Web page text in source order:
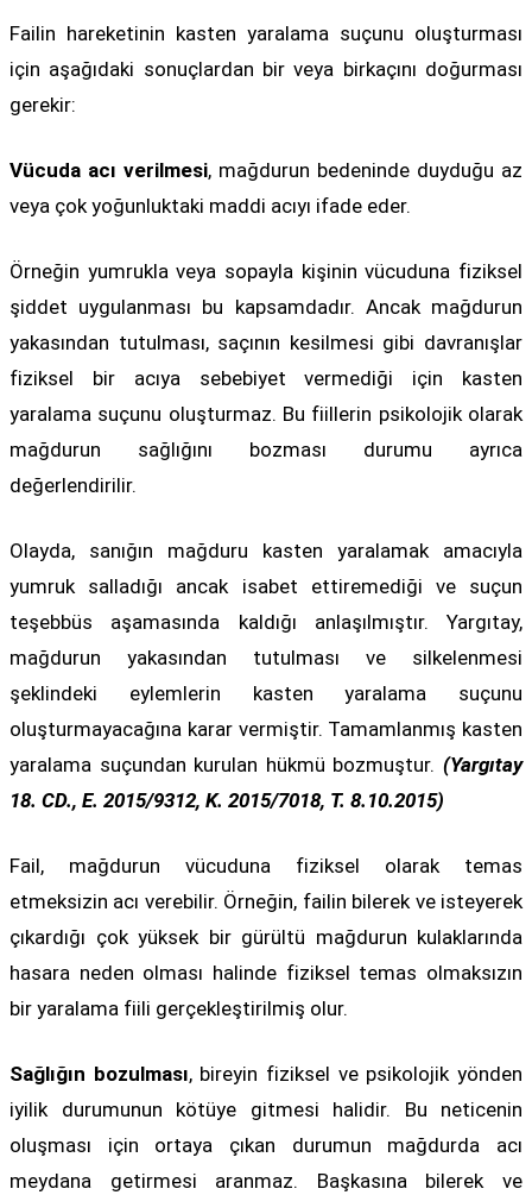
Failin hareketinin kasten yaralama suçunu oluşturması
için aşağıdaki sonuçlardan bir veya birkaçını doğurması
gerekir:
Vücuda acı verilmesi, mağdurun bedeninde duyduğu az
veya çok yoğunluktaki maddi acıyı ifade eder.
Örneğin yumrukla veya sopayla kişinin vücuduna fiziksel
şiddet uygulanması bu kapsamdadır. Ancak mağdurun
yakasından tutulması, saçının kesilmesi gibi davranışlar
fiziksel bir acıya sebebiyet vermediği için kasten
yaralama suçunu oluşturmaz. Bu fiillerin psikolojik olarak
mağdurun sağlığını bozması durumu ayrıca
değerlendirilir.
Olayda, sanığın mağduru kasten yaralamak amacıyla
yumruk salladığı ancak isabet ettiremediği ve suçun
teşebbüs aşamasında kaldığı anlaşılmıştır. Yargıtay,
mağdurun yakasından tutulması ve silkelenmesi
şeklindeki eylemlerin kasten yaralama suçunu
oluşturmayacağına karar vermiştir. Tamamlanmış kasten
yaralama suçundan kurulan hükmü bozmuştur. (Yargıtay
18. CD., E. 2015/9312, K. 2015/7018, T. 8.10.2015)
Fail, mağdurun vücuduna fiziksel olarak temas
etmeksizin acı verebilir. Örneğin, failin bilerek ve isteyerek
çıkardığı çok yüksek bir gürültü mağdurun kulaklarında
hasara neden olması halinde fiziksel temas olmaksızın
bir yaralama fiili gerçekleştirilmiş olur.
Sağlığın bozulması, bireyin fiziksel ve psikolojik yönden
iyilik durumunun kötüye gitmesi halidir. Bu neticenin
oluşması için ortaya çıkan durumun mağdurda acı
meydana getirmesi aranmaz. Başkasına bilerek ve